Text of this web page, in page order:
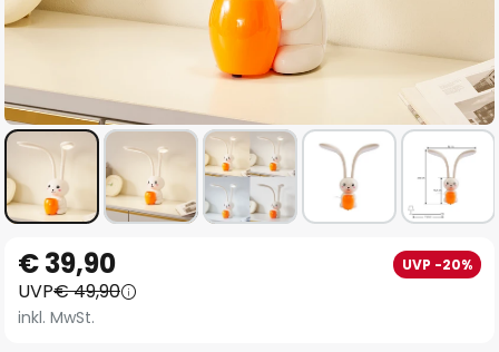
Anfang
der
Bildgalerie
€ 39,90 UVP -20%
UVP€ 49,90
inkl. MwSt.